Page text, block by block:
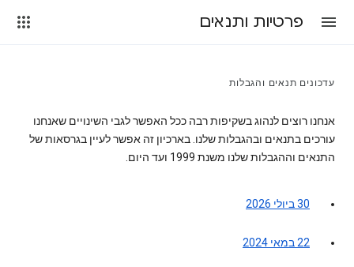
פרטיות ותנאים
עדכונים תנאים והגבלות
אנחנו רוצים לנהוג בשקיפות רבה ככל האפשר לגבי השינויים שאנחנו
עורכים בתנאים ובהגבלות שלנו. בארכיון זה אפשר לעיין בגרסאות של
התנאים וההגבלות שלנו משנת 1999 ועד היום.
30 ביולי 2026
22 במאי 2024